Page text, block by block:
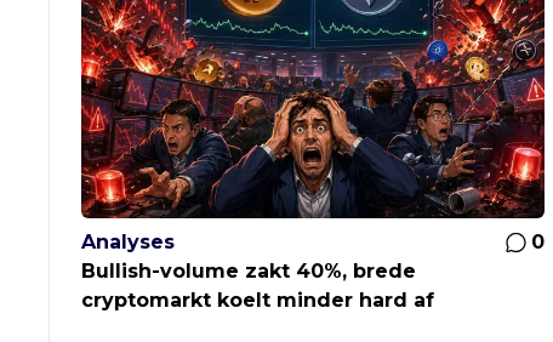
Analyses
0
Bullish-volume zakt 40%, brede
cryptomarkt koelt minder hard af